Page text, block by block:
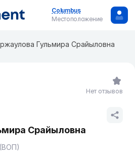
Columbus
Местоположение
Гульмира Срайыловна
Срайыловна
Нет отзывов